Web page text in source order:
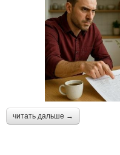
читать дальше →